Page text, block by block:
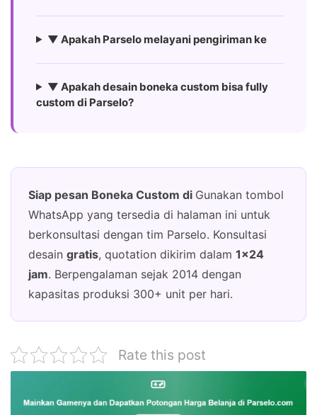
▼ Apakah Parselo melayani pengiriman ke
▼ Apakah desain boneka custom bisa fully
custom di Parselo?
Siap pesan Boneka Custom di Gunakan tombol
WhatsApp yang tersedia di halaman ini untuk
berkonsultasi dengan tim Parselo. Konsultasi
desain gratis, quotation dikirim dalam 1×24
jam. Berpengalaman sejak 2014 dengan
kapasitas produksi 300+ unit per hari.
Rate this post